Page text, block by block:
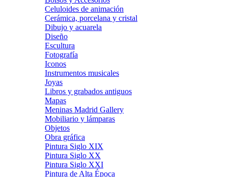
Celuloides de animación
Cerámica, porcelana y cristal
Dibujo y acuarela
Diseño
Escultura
Fotografía
Iconos
Instrumentos musicales
Joyas
Libros y grabados antiguos
Mapas
Meninas Madrid Gallery
Mobiliario y lámparas
Objetos
Obra gráfica
Pintura Siglo XIX
Pintura Siglo XX
Pintura Siglo XXI
Pintura de Alta Época